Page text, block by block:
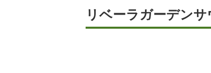
リベーラガーデン